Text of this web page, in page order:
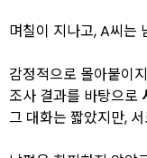
며칠이 지나고, A씨는
감정적으로 몰아붙이
조사 결과를 바탕으로
그 대화는 짧았지만,